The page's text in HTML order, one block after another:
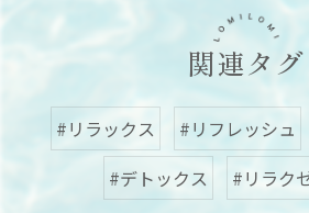
関連タグ
#リラックス #リフレッシュ
#デトックス
#リラク